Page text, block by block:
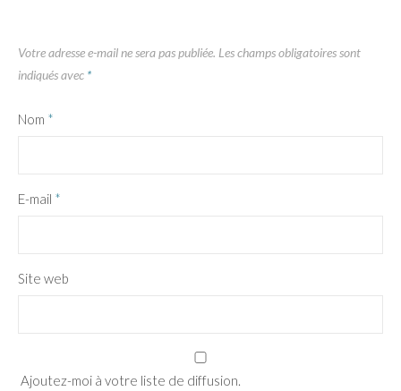
Votre adresse e-mail ne sera pas publiée. Les champs obligatoires sont
indiqués avec *
Nom *
E-mail *
Site web
Ajoutez-moi à votre liste de diffusion.